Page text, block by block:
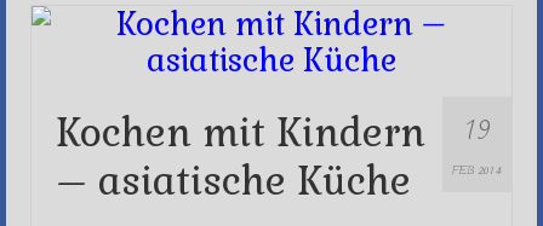
19
FEB 2014
Kochen mit Kindern
– asiatische Küche